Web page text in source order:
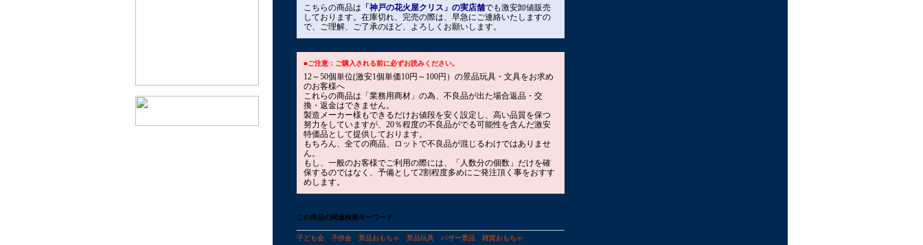
こちらの商品は 「神戸の花火屋クリス」の実店舗でも激安卸値販売
しております。在庫切れ、完売の際は、早急にご連絡いたしますの
で、ご理解、ご了承のほど、よろしくお願いします。
■ご注意：ご購入される前に必ずお読みください。
12～50個単位(激安1個単価10円～100円）の景品玩具・文具をお求め
のお客様へ
これらの商品は「業務用商材」の為、不良品が出た場合返品・交
換・返金はできません。
製造メーカー様もできるだけお値段を安く設定し、高い品質を保つ
努力をしていますが、20％程度の不良品がでる可能性を含んだ激安
特価品として提供しております。
もちろん、全ての商品、ロットで不良品が混じるわけではありませ
ん。
もし、一般のお客様でご利用の際には、「人数分の個数」だけを確
保するのではなく、予備として2割程度多めにご発注頂く事をおすす
めします。
この商品の関連検索キーワード
子ども会 子供会 景品おもちゃ 景品玩具 バザー景品 雑貨おもちゃ